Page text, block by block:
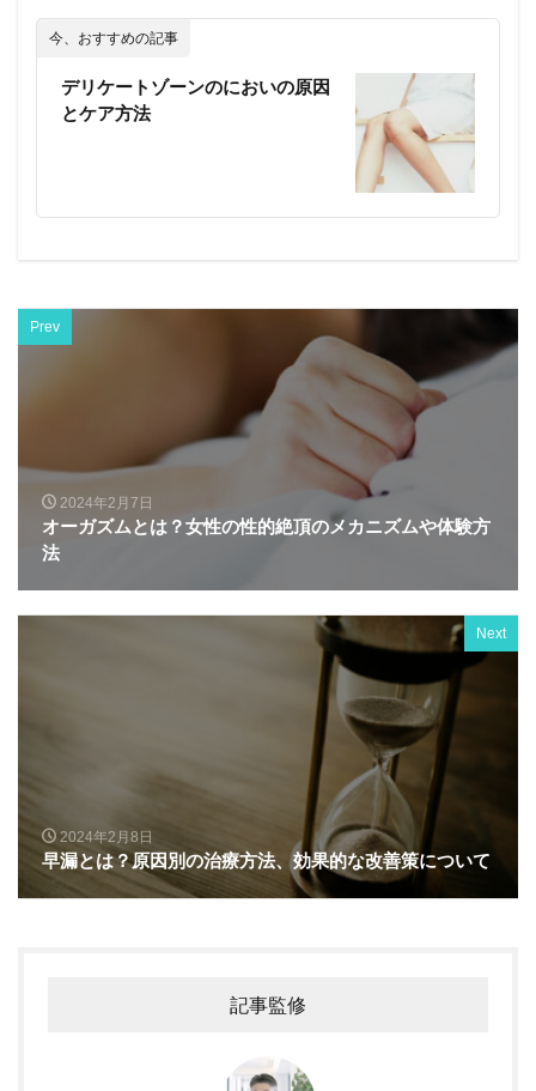
今、おすすめの記事
デリケートゾーンのにおいの原因
とケア方法
Prev
2024年2月7日
オーガズムとは？女性の性的絶頂のメカニズムや体験方
法
Next
2024年2月8日
早漏とは？原因別の治療方法、効果的な改善策について
記事監修